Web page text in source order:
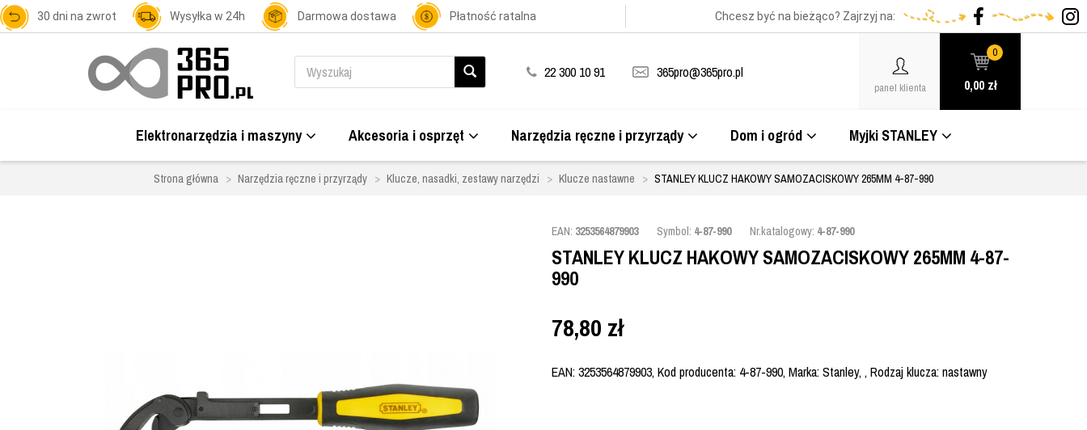
30 dni na zwrot Wysyłka w 24h Darmowa dostawa Płatność ratalna Chcesz być na bieżąco? Zajrzyj na:
22 300 10 91 365pro@365pro.pl
panel klienta
0
0,00 zł
Elektronarzędzia i maszyny Akcesoria i osprzęt Narzędzia ręczne i przyrządy Dom i ogród Myjki STANLEY
Strona główna Narzędzia ręczne i przyrządy Klucze, nasadki, zestawy narzędzi Klucze nastawne STANLEY KLUCZ HAKOWY SAMOZACISKOWY 265MM 4-87-990
EAN: 3253564879903 Symbol: 4-87-990 Nr.katalogowy: 4-87-990
STANLEY KLUCZ HAKOWY SAMOZACISKOWY 265MM 4-87-
990
78,80 zł
EAN: 3253564879903, Kod producenta: 4-87-990, Marka: Stanley, , Rodzaj klucza: nastawny